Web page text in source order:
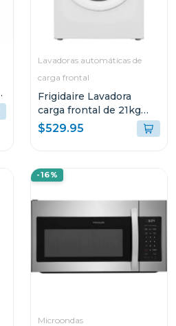
Lavadoras automáticas de
carga frontal
Frigidaire Lavadora
carga frontal de 21kg
color blanco fwfx22d4
$529.95
-16%
Microondas